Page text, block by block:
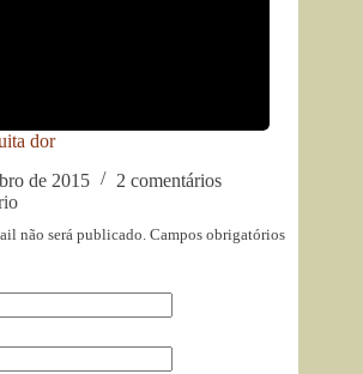
dor
de 2015
2 comentários
não será publicado. Campos obrigatórios